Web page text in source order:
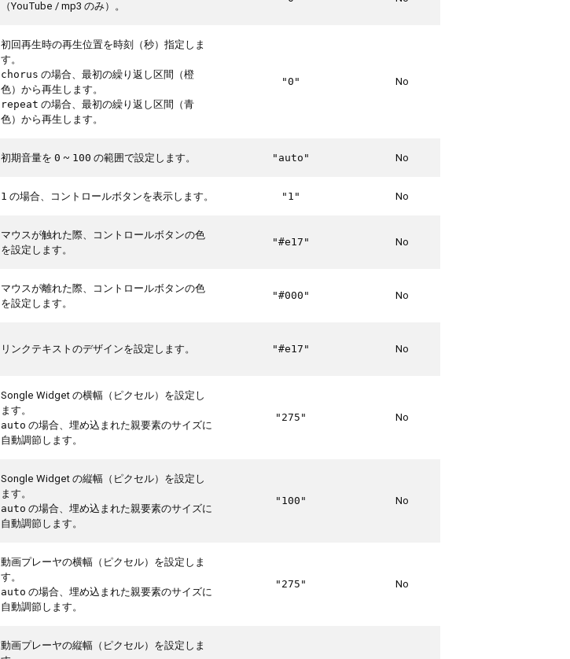
（YouTube / mp3 のみ）。
初回再生時の再生位置を時刻（秒）指定しま
す。
chorus の場合、最初の繰り返し区間（橙
色）から再生します。
repeat の場合、最初の繰り返し区間（青
色）から再生します。
"0" No
初期音量を0 ~ 100 の範囲で設定します。 "auto" No
1 の場合、コントロールボタンを表示します。 "1" No
マウスが触れた際、コントロールボタンの色
を設定します。
"#e17" No
マウスが離れた際、コントロールボタンの色
を設定します。
"#000" No
リンクテキストのデザインを設定します。 "#e17" No
Songle Widget の横幅（ピクセル）を設定し
ます。
auto の場合、埋め込まれた親要素のサイズに
自動調節します。
"275" No
Songle Widget の縦幅（ピクセル）を設定し
ます。
auto の場合、埋め込まれた親要素のサイズに
自動調節します。
"100" No
動画プレーヤの横幅（ピクセル）を設定しま
す。
auto の場合、埋め込まれた親要素のサイズに
自動調節します。
"275" No
動画プレーヤの縦幅（ピクセル）を設定しま